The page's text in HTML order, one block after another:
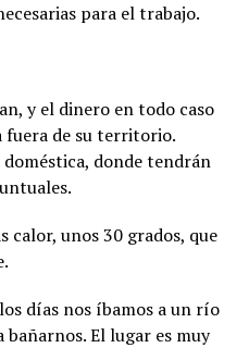
para el trabajo.
y el dinero en todo caso
fuera de su territorio.
donde tendrán
calor, unos 30 grados, que
días nos íbamos a un río
El lugar es muy